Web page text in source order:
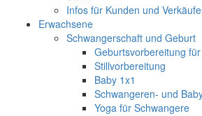
Infos für Kunden und
Erwachsene
Schwangerschaft und Geburt
Geburtsvorbereitung
Stillvorbereitung
Baby 1x1
Schwangeren- und
Yoga für Schwangere